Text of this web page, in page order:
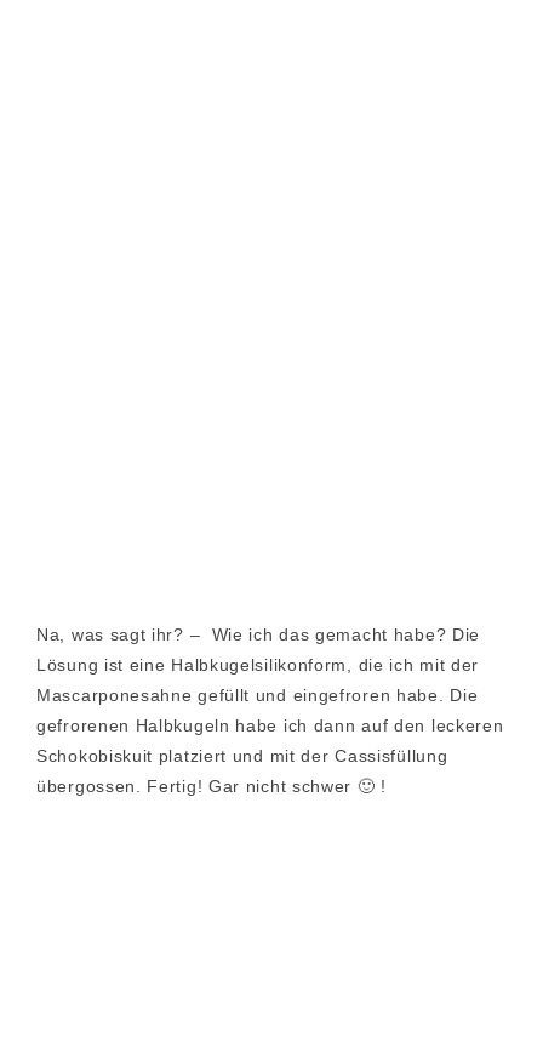
Na, was sagt ihr? – Wie ich das gemacht habe? Die
Lösung ist eine Halbkugelsilikonform, die ich mit der
Mascarponesahne gefüllt und eingefroren habe. Die
gefrorenen Halbkugeln habe ich dann auf den leckeren
Schokobiskuit platziert und mit der Cassisfüllung
übergossen. Fertig! Gar nicht schwer 🙂 !